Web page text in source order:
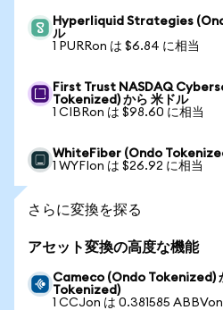
Hyperliquid Strategies
ル
1 PURRon は $6.84 に相当
First Trust NASDAQ
Tokenized) から 米ドル
1 CIBRon は $98.60 に相当
WhiteFiber (Ondo
1 WYFIon は $26.92 に相当
さらに変換を探る
アセット変換の高度な機能
Cameco (Ondo Tokenized)
Tokenized)
1 CCJon は 0.381585